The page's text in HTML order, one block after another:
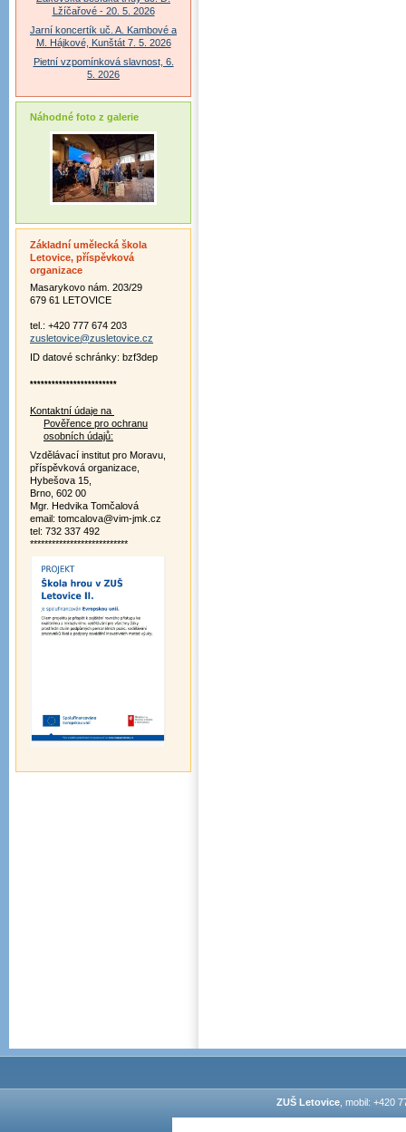
Lžíčařové - 20. 5. 2026
Jarní koncertík uč. A. Kambové a
M. Hájkové, Kunštát 7. 5. 2026
Pietní vzpomínková slavnost, 6.
5. 2026
Náhodné foto z galerie
Základní umělecká škola
Letovice, příspěvková
organizace
Masarykovo nám. 203/29
679 61 LETOVICE
tel.: +420 777 674 203
zusletovice@zusletovice.cz
ID datové schránky: bzf3dep
************************
Kontaktní údaje na
Pověřence pro ochranu
osobních údajů:
Vzdělávací institut pro Moravu,
příspěvková organizace,
Hybešova 15,
Brno, 602 00
Mgr. Hedvika Tomčalová
email: tomcalova@vim-jmk.cz
tel: 732 337 492
***************************
ZUŠ Letovice, mobil: +420